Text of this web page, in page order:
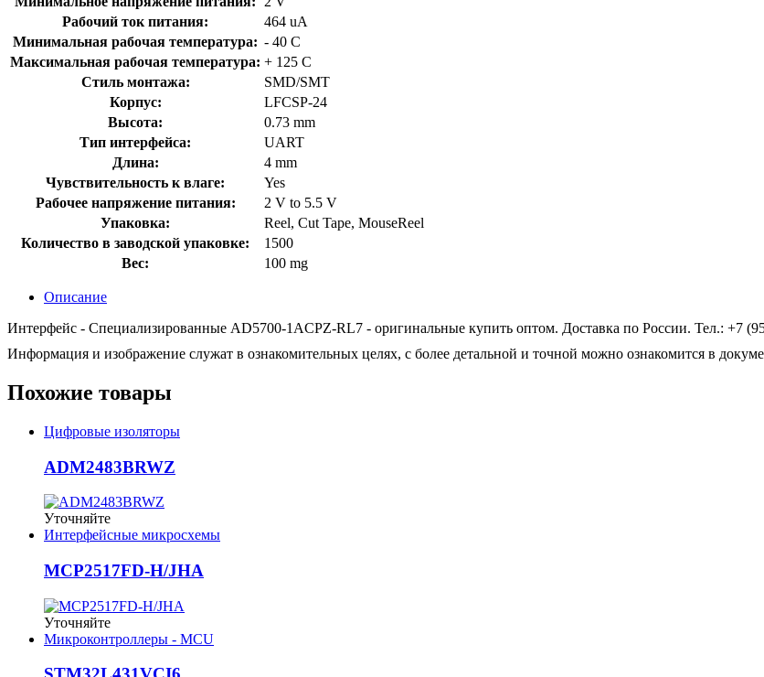
Рабочий ток питания:
464 uA
Минимальная рабочая температура: - 40 C
Максимальная рабочая температура: + 125 C
Стиль монтажа:
SMD/SMT
Корпус:
LFCSP-24
Высота:
0.73 mm
Тип интерфейса:
UART
Длина:
4 mm
Чувствительность к влаге:
Yes
Рабочее напряжение питания:
2 V to 5.5 V
Упаковка:
Reel, Cut Tape, MouseReel
Количество в заводской упаковке:
1500
Вес:
100 mg
Описание
Интерфейс - Специализированные AD5700-1ACPZ-RL7 - оригинальные купить оптом. Доставка по России. Тел.: +7
Информация и изображение служат в ознакомительных целях, с более детальной и точной можно ознакомится в
Похожие товары
Цифровые изоляторы
ADM2483BRWZ
Уточняйте
Интерфейсные микросхемы
MCP2517FD-H/JHA
Уточняйте
Микроконтроллеры - MCU